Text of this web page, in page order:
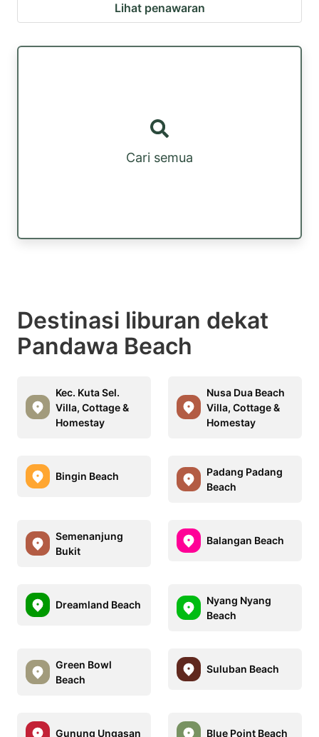
Lihat penawaran
Cari semua
Destinasi liburan dekat
Pandawa Beach
Kec. Kuta Sel.
Villa, Cottage &
Homestay
Nusa Dua Beach
Villa, Cottage &
Homestay
Bingin Beach
Padang Padang
Beach
Semenanjung
Bukit
Balangan Beach
Dreamland Beach
Nyang Nyang
Beach
Green Bowl
Beach
Suluban Beach
Gunung Ungasan Blue Point Beach